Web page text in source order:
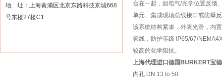
地 址：上海黄浦区北京东路科技京城668
号东楼27楼C1
合在一起，如电气/光学位置反馈
单元、集成现场总线接口或防爆
该系统结构紧凑，外表光滑，内
管线，防护等级 IP65/67/
较高的化学阻抗。
上海代理进口德国BURKERT宝
内孔 DN 13 to 50